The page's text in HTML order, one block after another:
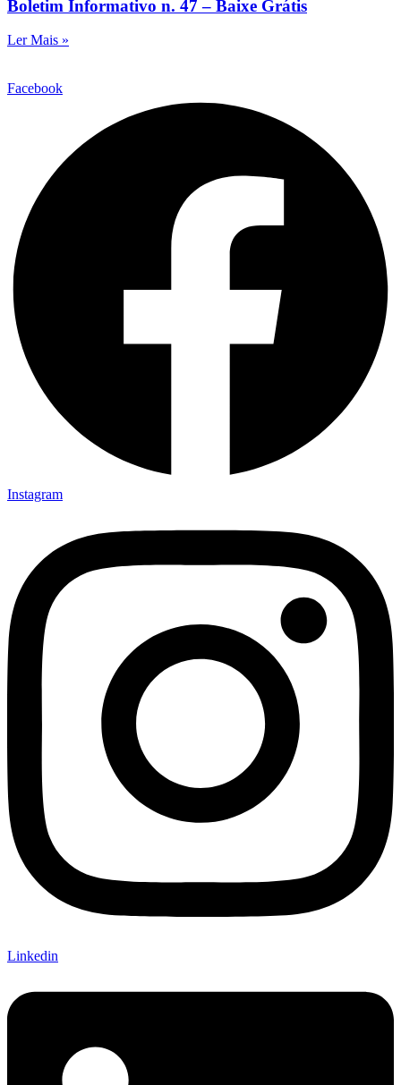
Boletim Informativo n. 47 – Baixe Grátis
Ler Mais »
Facebook
Instagram
Linkedin